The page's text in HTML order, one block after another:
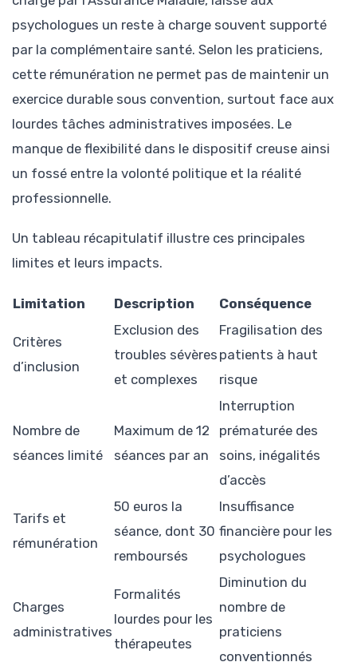
psychologues un reste à charge souvent supporté
par la complémentaire santé. Selon les praticiens,
cette rémunération ne permet pas de maintenir un
exercice durable sous convention, surtout face aux
lourdes tâches administratives imposées. Le
manque de flexibilité dans le dispositif creuse ainsi
un fossé entre la volonté politique et la réalité
professionnelle.
Un tableau récapitulatif illustre ces principales
limites et leurs impacts.
Limitation Description Conséquence
Critères
d’inclusion
Exclusion des
troubles sévères
et complexes
Fragilisation des
patients à haut
risque
Nombre de
séances limité
Maximum de 12
séances par an
Interruption
prématurée des
soins, inégalités
d’accès
Tarifs et
rémunération
50 euros la
séance, dont 30
remboursés
Insuffisance
financière pour les
psychologues
Charges
administratives
Formalités
lourdes pour les
thérapeutes
Diminution du
nombre de
praticiens
conventionnés